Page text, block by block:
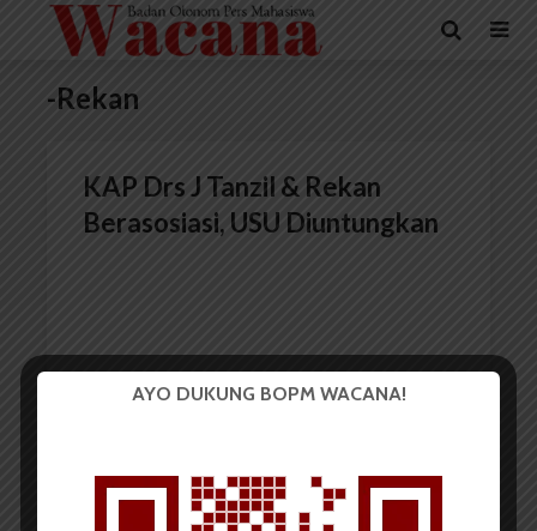
-Rekan
KAP Drs J Tanzil & Rekan
Berasosiasi, USU Diuntungkan
AYO DUKUNG BOPM WACANA!